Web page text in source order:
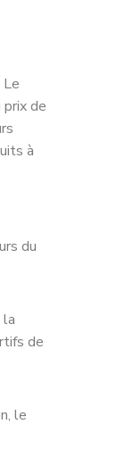
de
à
du
la
de
le